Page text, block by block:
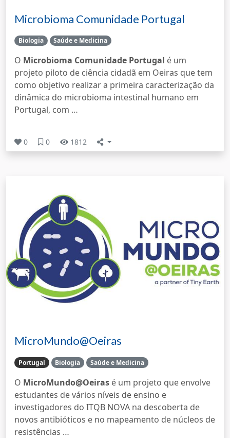
Microbioma Comunidade Portugal
Biologia Saúde e Medicina
O Microbioma Comunidade Portugal é um
projeto piloto de ciência cidadã em Oeiras que tem
como objetivo realizar a primeira caracterização da
dinâmica do microbioma intestinal humano em
Portugal, com …
0 0 1812
MicroMundo@Oeiras
Portugal Biologia Saúde e Medicina
O MicroMundo@Oeiras é um projeto que envolve
estudantes de vários níveis de ensino e
investigadores do ITQB NOVA na descoberta de
novos antibióticos e no mapeamento de núcleos de
resistências …